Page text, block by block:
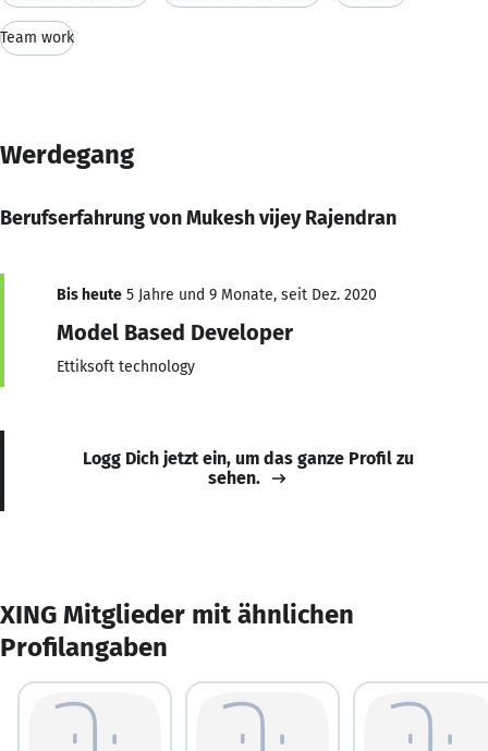
Team work
Werdegang
Berufserfahrung von Mukesh vijey Rajendran
Bis heute 5 Jahre und 9 Monate, seit Dez. 2020
Model Based Developer
Ettiksoft technology
Logg Dich jetzt ein, um das ganze Profil zu
sehen.
XING Mitglieder mit ähnlichen
Profilangaben